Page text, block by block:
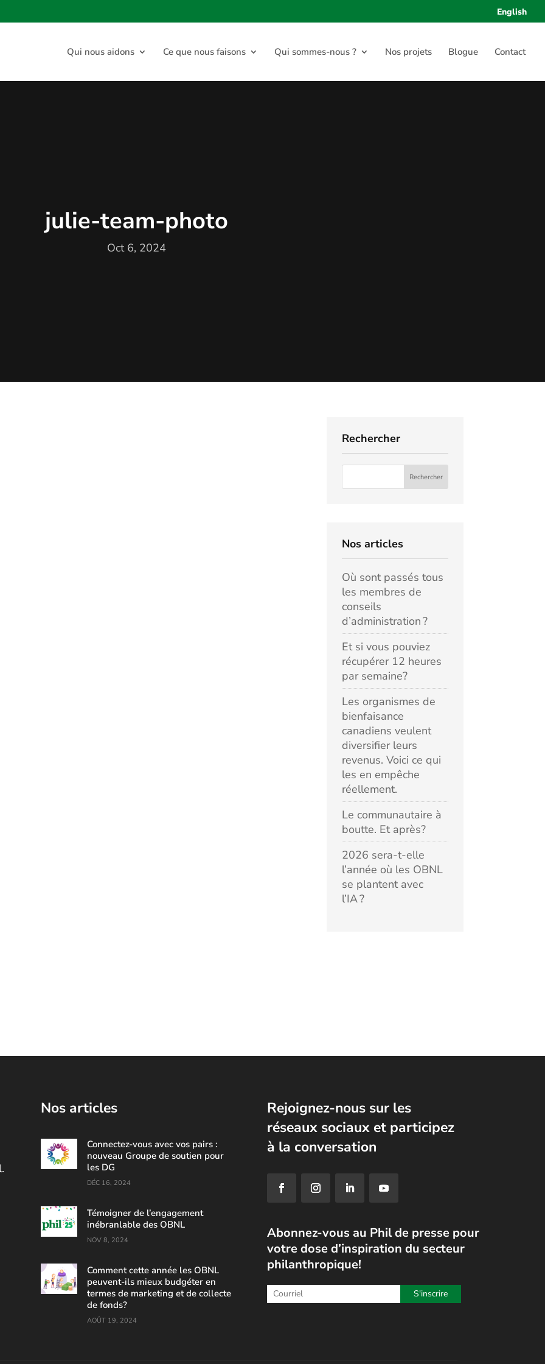
English
Qui nous aidons Ce que nous faisons Qui sommes-nous ? Nos projets Blogue Contact
julie-team-photo
Oct 6, 2024
Rechercher
Nos articles
Où sont passés tous
les membres de
conseils
d’administration ?
Et si vous pouviez
récupérer 12 heures
par semaine?
Les organismes de
bienfaisance
canadiens veulent
diversifier leurs
revenus. Voici ce qui
les en empêche
réellement.
Le communautaire à
boutte. Et après?
2026 sera-t-elle
l’année où les OBNL
se plantent avec
l’IA ?
Nos articles
Connectez-vous avec vos pairs :
nouveau Groupe de soutien pour
les DG
DÉC 16, 2024
Témoigner de l’engagement
inébranlable des OBNL
NOV 8, 2024
Comment cette année les OBNL
peuvent-ils mieux budgéter en
termes de marketing et de collecte
de fonds?
AOÛT 19, 2024
Rejoignez-nous sur les
réseaux sociaux et participez
à la conversation
Abonnez-vous au Phil de presse pour
votre dose d’inspiration du secteur
philanthropique!